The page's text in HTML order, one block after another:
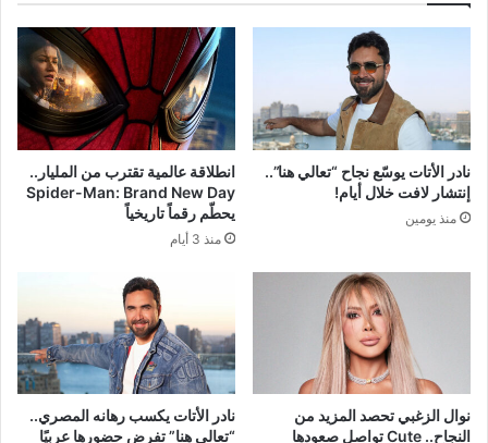
نادر الأتات يوسّع نجاح “تعالي هنا”..
إنتشار لافت خلال أيام!
منذ يومين
انطلاقة عالمية تقترب من المليار..
Spider-Man: Brand New Day
يحطّم رقماً تاريخياً
منذ 3 أيام
نوال الزغبي تحصد المزيد من
النجاح.. Cute تواصل صعودها
نادر الأتات يكسب رهانه المصري..
“تعالي هنا” تفرض حضورها عربيًا